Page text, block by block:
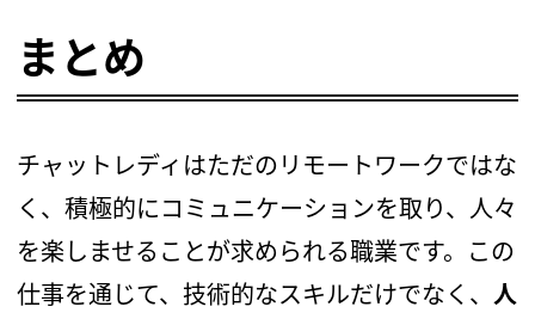
まとめ
チャットレディはただのリモートワークではな
く、積極的にコミュニケーションを取り、人々
を楽しませることが求められる職業です。この
仕事を通じて、技術的なスキルだけでなく、人